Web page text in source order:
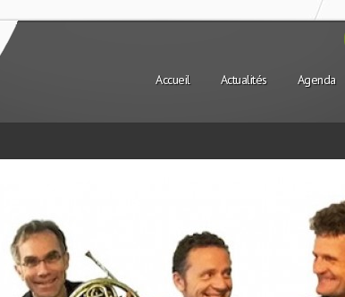
Accueil Actualités Agenda